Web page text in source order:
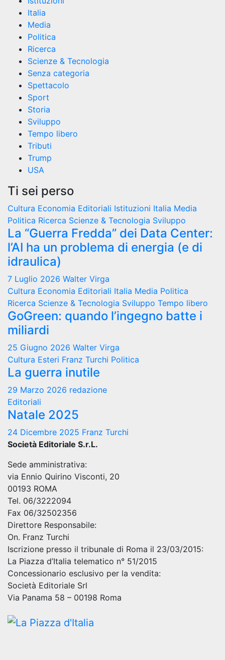
Italia
Media
Politica
Ricerca
Scienze & Tecnologia
Senza categoria
Spettacolo
Sport
Storia
Sviluppo
Tempo libero
Tributi
Trump
USA
Ti sei perso
Cultura Economia Editoriali Istituzioni Italia Media
Politica Ricerca Scienze & Tecnologia Sviluppo
La “Guerra Fredda” dei Data Center:
l’AI ha un problema di energia (e di
idraulica)
7 Luglio 2026 Walter Virga
Cultura Economia Editoriali Italia Media Politica
Ricerca Scienze & Tecnologia Sviluppo Tempo libero
GoGreen: quando l’ingegno batte i
miliardi
25 Giugno 2026 Walter Virga
Cultura Esteri Franz Turchi Politica
La guerra inutile
29 Marzo 2026 redazione
Editoriali
Natale 2025
24 Dicembre 2025 Franz Turchi
Società Editoriale S.r.L.
Sede amministrativa:
via Ennio Quirino Visconti, 20
00193 ROMA
Tel. 06/3222094
Fax 06/32502356
Direttore Responsabile:
On. Franz Turchi
Iscrizione presso il tribunale di Roma il 23/03/2015:
La Piazza d’Italia telematico n° 51/2015
Concessionario esclusivo per la vendita:
Società Editoriale Srl
Via Panama 58 – 00198 Roma